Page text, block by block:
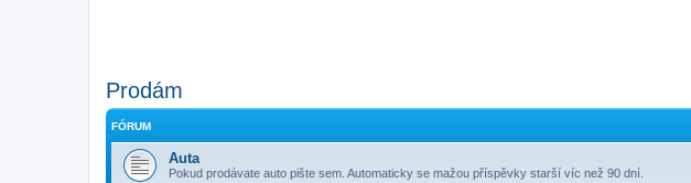
Prodám
FÓRUM
Auta
Pokud prodávate auto pište sem. Automaticky se mažou příspěvky starší víc než 90 dní.